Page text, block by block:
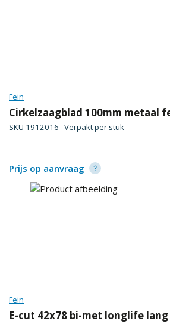
Fein
Cirkelzaagblad 100mm metaal
SKU 1912016 Verpakt per stuk
Prijs op aanvraag
Fein
E-cut 42x78 bi-met longlife